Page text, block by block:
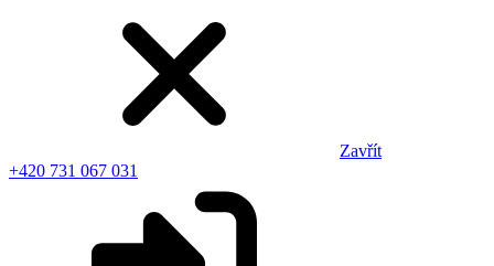
Zavřít
+420 731 067 031